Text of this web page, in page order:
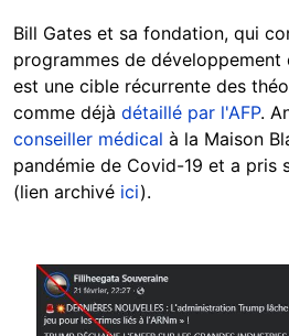
Bill Gates et sa fondation, qui
programmes de développement
est une cible récurrente des
comme déjà détaillé par l'AFP.
conseiller médical à la Maison
pandémie de Covid-19 et a pris
(lien archivé ici).
Image